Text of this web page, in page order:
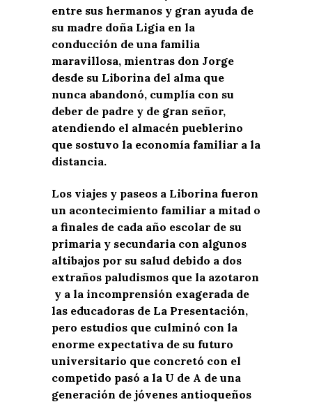
entre sus hermanos y gran ayuda de
su madre doña Ligia en la
conducción de una familia
maravillosa, mientras don Jorge
desde su Liborina del alma que
nunca abandonó, cumplía con su
deber de padre y de gran señor,
atendiendo el almacén pueblerino
que sostuvo la economía familiar a la
distancia.
Los viajes y paseos a Liborina fueron
un acontecimiento familiar a mitad o
a finales de cada año escolar de su
primaria y secundaria con algunos
altibajos por su salud debido a dos
extraños paludismos que la azotaron
y a la incomprensión exagerada de
las educadoras de La Presentación,
pero estudios que culminó con la
enorme expectativa de su futuro
universitario que concretó con el
competido pasó a la U de A de una
generación de jóvenes antioqueños